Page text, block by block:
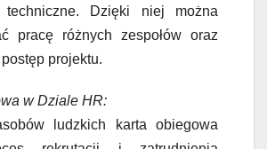
techniczne. Dzięki niej można
pracę różnych zespołów oraz
projektu.
w Dziale HR:
ludzkich karta obiegowa